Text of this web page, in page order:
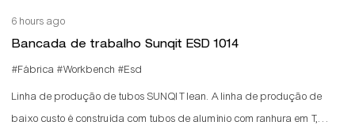
6 hours ago
Bancada de trabalho Sunqit ESD 1014
#Fábrica #Workbench #Esd
Linha de produção de tubos SUNQIT lean. A linha de produção de
baixo custo é construída com tubos de alumínio com ranhura em T,